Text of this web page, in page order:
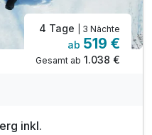
4 Tage | 3 Nächte
ab 519 €
Gesamt ab 1.038 €
inkl.